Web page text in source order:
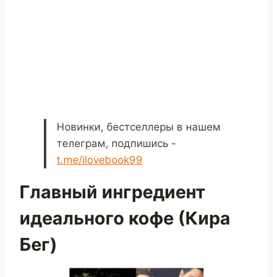
Новинки, бестселлеры в нашем
телеграм, подпишись -
t.me/ilovebook99
Главный ингредиент
идеального кофе (Кира
Бег)